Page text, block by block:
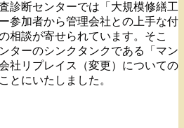
診断センターでは「大規模修繕工
参加者から管理会社との上手な付
相談が寄せられています。そこ
ターのシンクタンクである「マン
社リプレイス（変更）についての
とにいたしました。